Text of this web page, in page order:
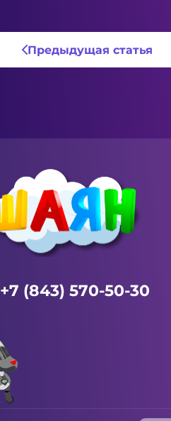
Предыдущая статья
+7 (843) 570-50-30